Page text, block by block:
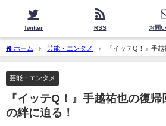
Twitter RSS お問
ホーム 芸能・エンタメ
『イッテQ！』手
絆に迫る！
芸能・エンタメ
『イッテQ！』手越祐也の復
の絆に迫る！